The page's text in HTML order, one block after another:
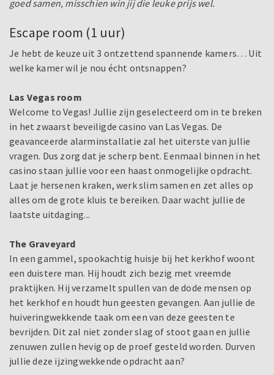
goed samen, misschien win jij die leuke prijs wel.
Escape room (1 uur)
Je hebt de keuze uit 3 ontzettend spannende kamers… Uit
welke kamer wil je nou écht ontsnappen?
Las Vegas room
Welcome to Vegas! Jullie zijn geselecteerd om in te breken
in het zwaarst beveiligde casino van Las Vegas. De
geavanceerde alarminstallatie zal het uiterste van jullie
vragen. Dus zorg dat je scherp bent. Eenmaal binnen in het
casino staan jullie voor een haast onmogelijke opdracht.
Laat je hersenen kraken, werk slim samen en zet alles op
alles om de grote kluis te bereiken. Daar wacht jullie de
laatste uitdaging...
The Graveyard
In een gammel, spookachtig huisje bij het kerkhof woont
een duistere man. Hij houdt zich bezig met vreemde
praktijken. Hij verzamelt spullen van de dode mensen op
het kerkhof en houdt hun geesten gevangen. Aan jullie de
huiveringwekkende taak om een van deze geesten te
bevrijden. Dit zal niet zonder slag of stoot gaan en jullie
zenuwen zullen hevig op de proef gesteld worden. Durven
jullie deze ijzingwekkende opdracht aan?